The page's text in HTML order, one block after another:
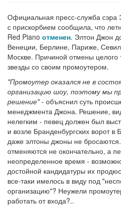
Официальная пресс-служба сэра
с прискорбием сообщила, что
Red Piano отменен. Элтон Джон
Венеции, Берлине, Париже,
Москве. Причиной отмены целого
звезды со своим промоутером.
"Промоутер оказался не в
организацию шоу, поэтому мы
решение"- объяснил суть
менеджмента Джона. Решение,
нелегким - певец должен был
и возле Бранденбургских ворот
даже элтоны джоны не
отменяются не окончательно, а
неопределенное время -
достойной кандидатуры их
все-таки имелось в виду под
организацию"? Неужели
работать от входа?..